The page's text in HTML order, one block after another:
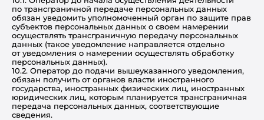
по трансграничной передаче персональных данных
обязан уведомить уполномоченный орган по защите прав
субъектов персональных данных о своем намерении
осуществлять трансграничную передачу персональных
данных (такое уведомление направляется отдельно
от уведомления о намерении осуществлять обработку
персональных данных).
10.2. Оператор до подачи вышеуказанного уведомления,
обязан получить от органов власти иностранного
государства, иностранных физических лиц, иностранных
юридических лиц, которым планируется трансграничная
передача персональных данных, соответствующие
сведения.